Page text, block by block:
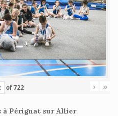
of722 › »
à Pérignat sur Allier